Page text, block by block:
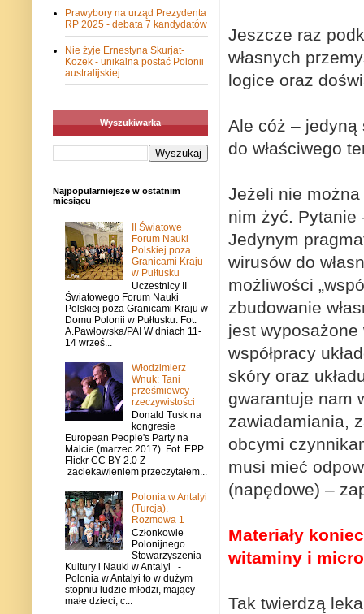
Jeszcze raz
własnych
logice oraz
Ale cóż – jedyną
do właściwego
Jeżeli nie
nim żyć. Pytanie
Jedynym
wirusów do
możliwości
zbudowanie
jest wyposażone
współpracy
skóry oraz
gwarantuje nam
zawiadamiania,
obcymi
musi mieć
(napędowe) –
Materiały
witaminy i
Tak twierdzą
Prawybory na urząd Prezydenta
RP 2025 - debata 7 kandydatów
Nie żyje Ernestyna Skurjat-
Kozek - unikalna postać Polonii
australijskiej
Wyszukiwarka
Najpopularniejsze w ostatnim
miesiącu
II Światowe
Forum Nauki
Polskiej poza
Granicami Kraju
w Pułtusku
Uczestnicy II
Światowego Forum Nauki
Polskiej poza Granicami Kraju w
Domu Polonii w Pułtusku. Fot.
A.Pawłowska/PAI W dniach 11-
14 wrześ...
Włodzimierz
Wnuk: Tani
prześmiewcy
rzeczywistości
Donald Tusk na
kongresie
European People's Party na
Malcie (marzec 2017). Fot. EPP
Flickr CC BY 2.0 Z
zaciekawieniem przeczytałem...
Polonia w Antalyi
(Turcja).
Rozmowa 1
Członkowie
Polonijnego
Stowarzyszenia
Kultury i Nauki w Antalyi -
Polonia w Antalyi to w dużym
stopniu ludzie młodzi, mający
małe dzieci, c...